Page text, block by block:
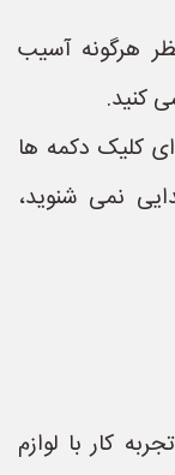
هرگونه آسیب
کلیک دکمه ها
نمی شنوید،
کار با لوازم